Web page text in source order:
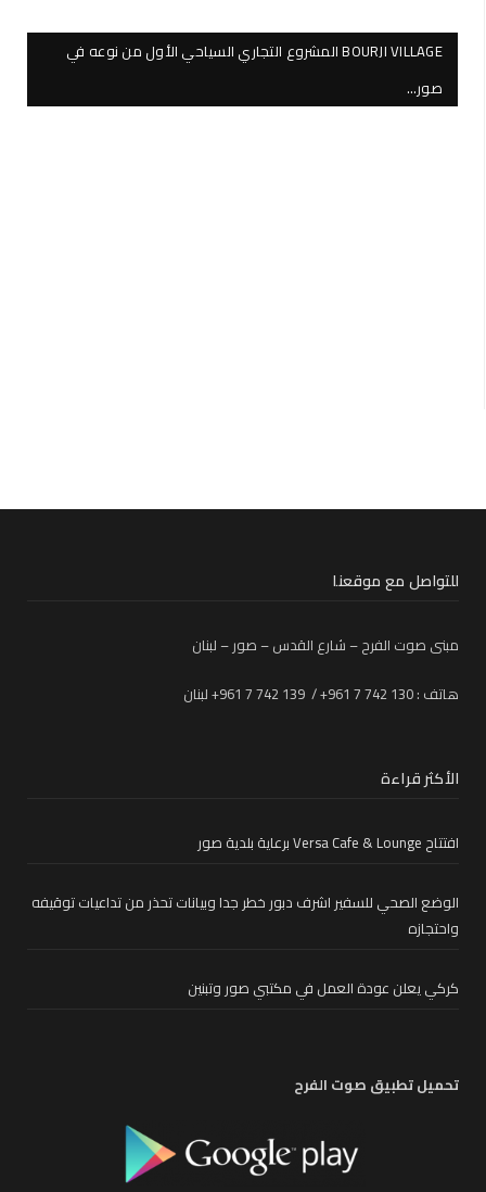
BOURJI VILLAGE المشروع التجاري السياحي الأول من نوعه في
صور…
للتواصل مع موقعنا
مبنى صوت الفرح – شارع القدس – صور – لبنان
هاتف : 130 742 7 961+ / 139 742 7 961+ لبنان
الأكثر قراءة
افتتاح Versa Cafe & Lounge برعاية بلدية صور
الوضع الصحي للسفير اشرف دبور خطر جدا وبيانات تحذر من تداعيات توقيفه
واحتجازه
كركي يعلن عودة العمل في مكتبي صور وتبنين
تحميل تطبيق صوت الفرح